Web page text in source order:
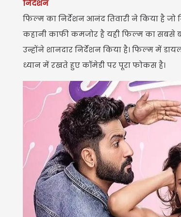
निर्देशन
फिल्म का निर्देशन आनंद तिवारी ने किया है
कहानी काफी कमजोर है यही फिल्म का सबसे
उन्होंने शानदार निर्देशन किया है। फिल्म में
ध्यान में रखते हुए कॉमेडी पर पूरा फोकस है।